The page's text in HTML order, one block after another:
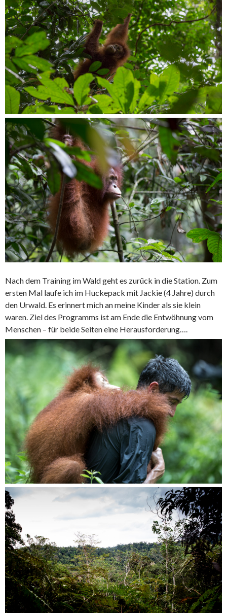
Nach dem Training im Wald geht es zurück in die Station. Zum
ersten Mal laufe ich im Huckepack mit Jackie (4 Jahre) durch
den Urwald. Es erinnert mich an meine Kinder als sie klein
waren. Ziel des Programms ist am Ende die Entwöhnung vom
Menschen – für beide Seiten eine Herausforderung….